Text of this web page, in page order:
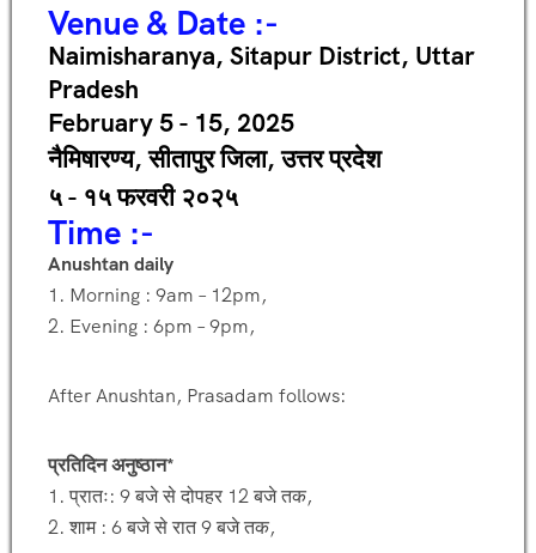
Venue & Date :-
Naimisharanya, Sitapur District, Uttar
Pradesh
February 5 - 15, 2025
नैमिषारण्य, सीतापुर जिला, उत्तर प्रदेश
५ - १५ फरवरी २०२५
Time :-
Anushtan daily
1. Morning : 9am – 12pm,
2. Evening : 6pm – 9pm,
After Anushtan, Prasadam follows:
प्रतिदिन अनुष्ठान*
1. प्रातः: 9 बजे से दोपहर 12 बजे तक,
2. शाम : 6 बजे से रात 9 बजे तक,